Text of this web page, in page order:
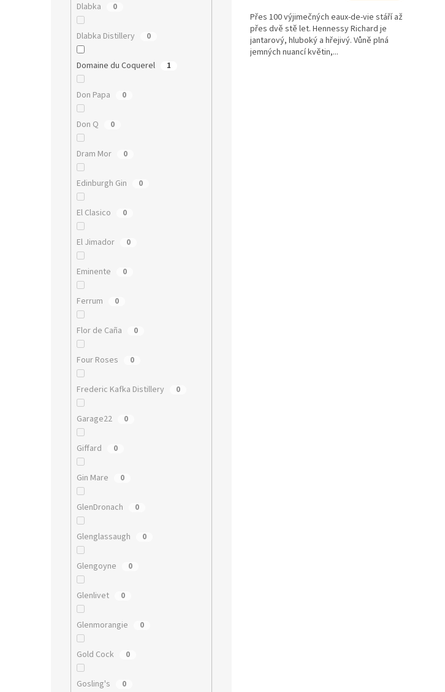
Dlabka 0
Dlabka Distillery 0
Domaine du Coquerel 1
Don Papa 0
Don Q 0
Dram Mor 0
Edinburgh Gin 0
El Clasico 0
El Jimador 0
Eminente 0
Ferrum 0
Flor de Caña 0
Four Roses 0
Frederic Kafka Distillery 0
Garage22 0
Giffard 0
Gin Mare 0
GlenDronach 0
Glenglassaugh 0
Glengoyne 0
Glenlivet 0
Glenmorangie 0
Gold Cock 0
Gosling's 0
Přes 100 výjimečných eaux-de-vie stáří až
přes dvě stě let. Hennessy Richard je
jantarový, hluboký a hřejivý. Vůně plná
jemných nuancí květin,...